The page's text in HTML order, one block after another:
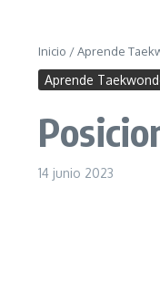
Inicio /Aprende
Aprende
14 junio 2023